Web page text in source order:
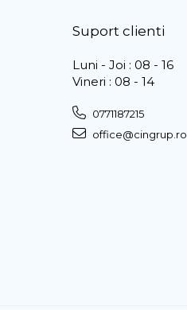
Suport clienti
Luni - Joi : 08 - 16
Vineri : 08 - 14
0771187215
office@cingrup.ro